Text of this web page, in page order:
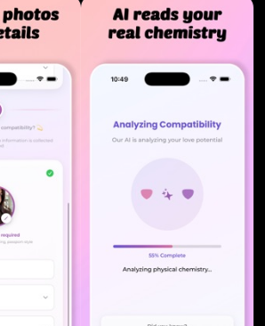
pour aider vos relations à
l'approfondissement des
CE QUI REND
: analyse multifactorielle au-
des photos : évaluation
Compatibilité des noms et des
intelligente -
scientifique de la compatibilité
: conseils générés par l'IA pour
relationnelles limitées
requis) : - Analyses de
relationnelle multifactorielle